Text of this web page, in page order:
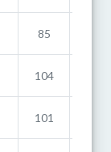
85
104
101